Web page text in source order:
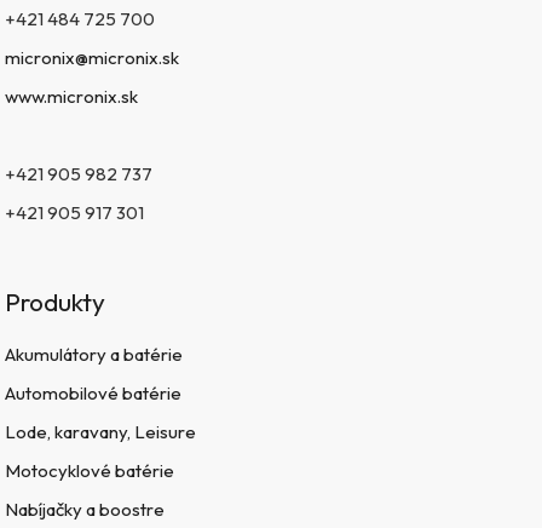
+421 484 725 700
micronix@micronix.sk
www.micronix.sk
+421 905 982 737
+421 905 917 301
Produkty
Akumulátory a batérie
Automobilové batérie
Lode, karavany, Leisure
Motocyklové batérie
Nabíjačky a boostre